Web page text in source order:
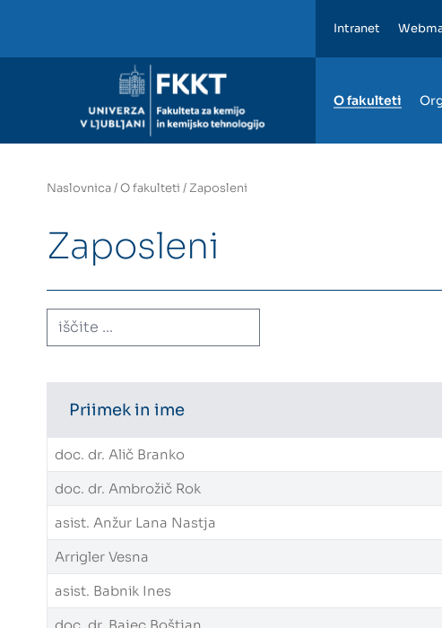
Intranet
O fakulteti
Naslovnica/O fakulteti / Zaposleni
Zaposleni
Priimek in ime
doc. dr. Alič Branko
doc. dr. Ambrožič Rok
asist. Anžur Lana Nastja
Arrigler Vesna
asist. Babnik Ines